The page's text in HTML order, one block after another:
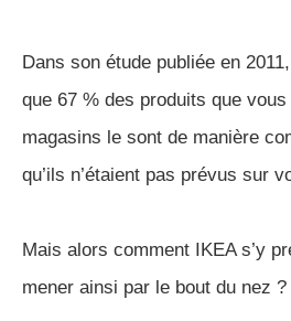
Dans son étude publiée en
que 67 % des produits que
magasins le sont de manière
qu’ils n’étaient pas prévus sur
Mais alors comment IKEA s’y
mener ainsi par le bout du nez ?